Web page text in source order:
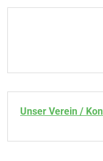
Unser Verein /